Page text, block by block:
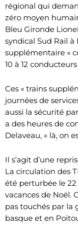
régional qui
zéro moyen
Bleu Gironde
syndical Sud Rail
supplémentaire «
10 à 12 conducteurs
Ces « trains
journées de
aussi la sécurité
a des heures de
Delaveau, « là, on
Il s’agit d’une
La circulation des
été perturbée le
vacances de Noël.
pas touchés par la
basque et en